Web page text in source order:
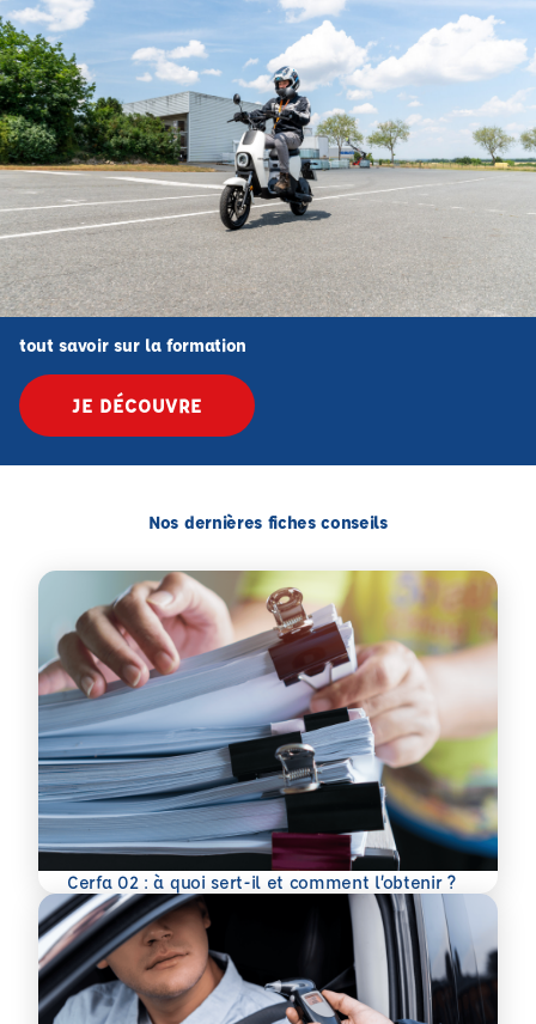
tout savoir sur la formation
JE DÉCOUVRE
Nos dernières fiches conseils
Cerfa 02 : à quoi sert-il et comment l’obtenir ?
En savoir plus